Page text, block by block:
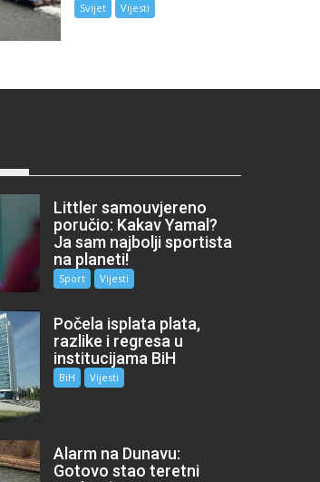
Svijet Vijesti
Littler samouvjereno
poručio: Kakav Yamal?
Ja sam najbolji sportista
na planeti!
Sport Vijesti
Počela isplata plata,
razlike i regresa u
institucijama BiH
BiH Vijesti
Alarm na Dunavu:
Gotovo stao teretni